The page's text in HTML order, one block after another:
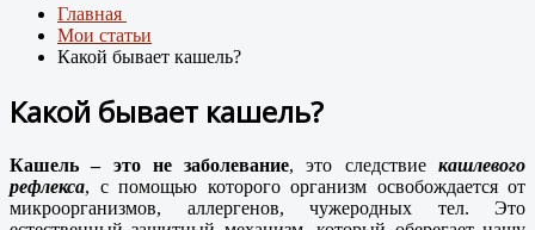
Главная
Мои статьи
Какой бывает кашель?
Какой бывает кашель?
Кашель – это не заболевание, это следствиекашлевого
рефлекса, с помощью которого организм освобождается от
микроорганизмов, аллергенов, чужеродных тел. Это